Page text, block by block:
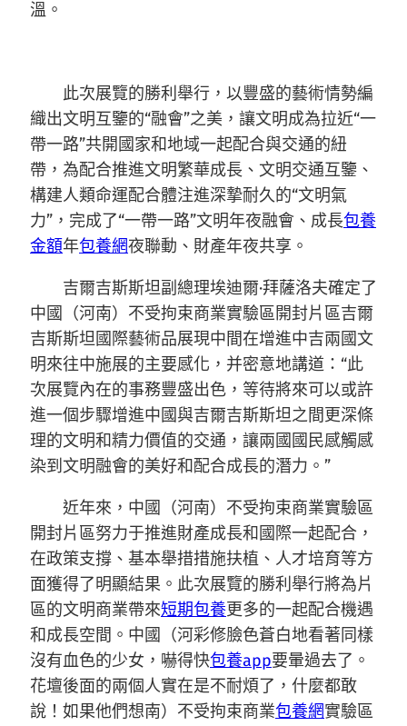
溫。
此次展覽的勝利舉行，以豐盛的藝術情勢編
織出文明互鑒的“融會”之美，讓文明成為拉近“一
帶一路”共開國家和地域一起配合與交通的紐
帶，為配合推進文明繁華成長、文明交通互鑒、
構建人類命運配合體注進深摯耐久的“文明氣
力”，完成了“一帶一路”文明年夜融會、成長包養
金額年包養網夜聯動、財產年夜共享。
吉爾吉斯斯坦副總理埃迪爾·拜薩洛夫確定了
中國（河南）不受拘束商業實驗區開封片區吉爾
吉斯斯坦國際藝術品展現中間在增進中吉兩國文
明來往中施展的主要感化，并密意地講道：“此
次展覽內在的事務豐盛出色，等待將來可以或許
進一個步驟增進中國與吉爾吉斯斯坦之間更深條
理的文明和精力價值的交通，讓兩國國民感觸感
染到文明融會的美好和配合成長的潛力。”
近年來，中國（河南）不受拘束商業實驗區
開封片區努力于推進財產成長和國際一起配合，
在政策支撐、基本舉措措施扶植、人才培育等方
面獲得了明顯結果。此次展覽的勝利舉行將為片
區的文明商業帶來短期包養更多的一起配合機遇
和成長空間。中國（河彩修臉色蒼白地看著同樣
沒有血色的少女，嚇得快包養app要暈過去了。
花壇後面的兩個人實在是不耐煩了，什麼都敢
說！如果他們想南）不受拘束商業包養網實驗區